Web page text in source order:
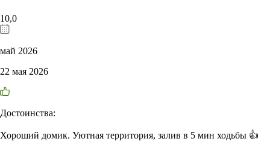
10,0
май 2026
22 мая 2026
Достоинства:
Хороший домик. Уютная территория, залив в 5 мин ходьбы 👍